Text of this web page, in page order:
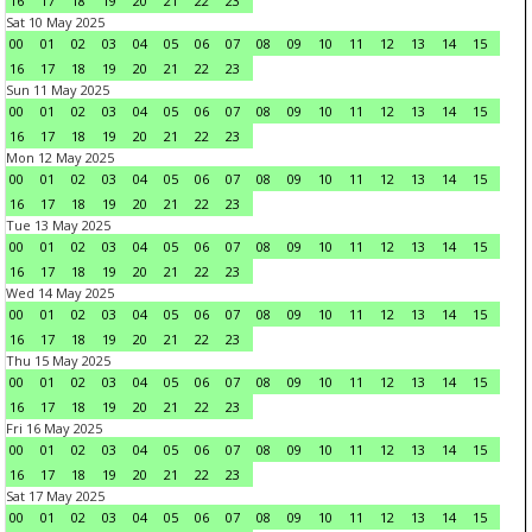
Sat 10 May 2025
00
01 02 03 04 05 06 07 08 09 10 11 12 13 14
15
16
17 18 19 20 21 22
23
Sun 11 May 2025
00
01 02 03 04 05 06 07 08 09 10 11 12 13 14
15
16
17 18 19 20 21 22
23
Mon 12 May 2025
00
01 02 03 04 05 06 07 08 09 10 11 12 13 14
15
16
17 18 19 20 21 22
23
Tue 13 May 2025
00
01 02 03 04 05 06 07 08 09 10 11 12 13 14
15
16
17 18 19 20 21 22
23
Wed 14 May 2025
00
01 02 03 04 05 06 07 08 09 10 11 12 13 14
15
16
17 18 19 20 21 22
23
Thu 15 May 2025
00
01 02 03 04 05 06 07 08 09 10 11 12 13 14
15
16
17 18 19 20 21 22
23
Fri 16 May 2025
00
01 02 03 04 05 06 07 08 09 10 11 12 13 14
15
16
17 18 19 20 21 22
23
Sat 17 May 2025
00
01 02 03 04 05 06 07 08 09 10 11 12 13 14
15